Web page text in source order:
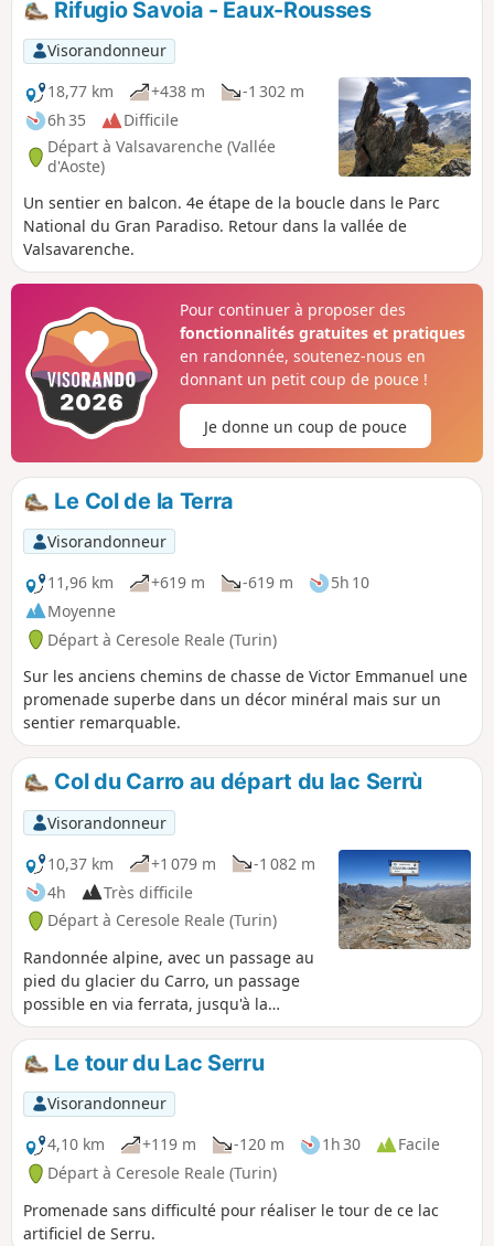
Rifugio Savoia - Eaux-Rousses
Visorandonneur
18,77 km
+438 m
-1 302 m
6h 35
Difficile
Départ à Valsavarenche (Vallée
d'Aoste)
Un sentier en balcon. 4e étape de la boucle dans le Parc
National du Gran Paradiso. Retour dans la vallée de
Valsavarenche.
Pour continuer à proposer des
fonctionnalités gratuites et pratiques
en randonnée, soutenez-nous en
donnant un petit coup de pouce !
Je donne un coup de pouce
Le Col de la Terra
Visorandonneur
11,96 km
+619 m -619 m
5h 10
Moyenne
Départ à Ceresole Reale (Turin)
Sur les anciens chemins de chasse de Victor Emmanuel une
promenade superbe dans un décor minéral mais sur un
sentier remarquable.
Col du Carro au départ du lac Serrù
Visorandonneur
10,37 km
+1 079 m
-1 082 m
4h
Très difficile
Départ à Ceresole Reale (Turin)
Randonnée alpine, avec un passage au
pied du glacier du Carro, un passage
possible en via ferrata, jusqu'à la
frontière avec la France. Attention cette
randonnée est engagée entre les points
(4) et (6) avec notamment un
équipement spécifique par la variante
entre (5) et (6), elle est pour ces
passages réservée à des randonneurs
aguerris et habitués à ces difficultés. La
portion entre (D/A) et (4) est par contre
très accessible.
Le tour du Lac Serru
Visorandonneur
4,10 km
+119 m -120 m 1h 30
Facile
Départ à Ceresole Reale (Turin)
Promenade sans difficulté pour réaliser le tour de ce lac
artificiel de Serru.